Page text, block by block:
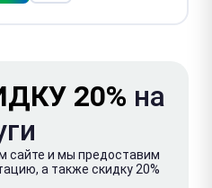
20% на
сайте и мы предоставим
а также скидку 20%